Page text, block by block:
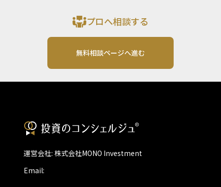
プロへ相談する
無料相談ページへ進む
運営会社: 株式会社MONO Investment
Email: